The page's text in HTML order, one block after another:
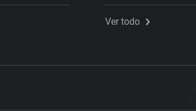
Ver todo